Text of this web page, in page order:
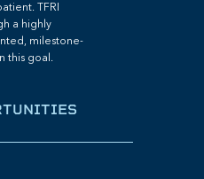
TFRI
a highly
milestone-
this goal.